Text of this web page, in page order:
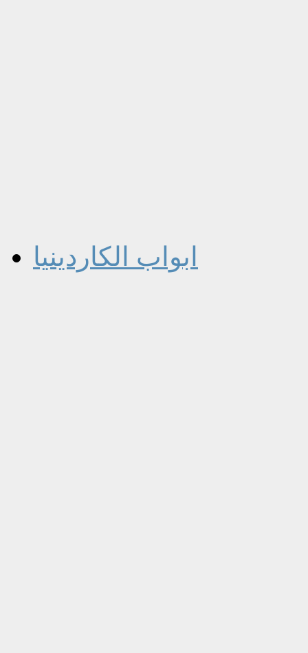
ابواب الكاردينيا